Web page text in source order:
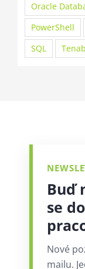
Oracle
PowerShell
SQL
Buď
se
Nové
mailu.